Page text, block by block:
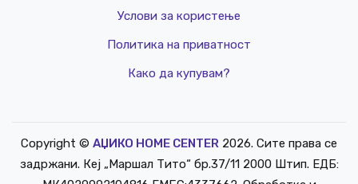
Услови за користење
Политика на приватност
Како да купувам?
Copyright © АЏИКО HOME CENTER 2026. Сите права се
задржани. Кеј „Маршал Тито“ бр.37/11 2000 Штип. ЕДБ:
РЕД.